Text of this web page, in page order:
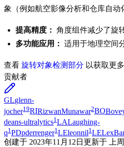
象（例如航空影像分析和仓库自动
提高精度： 角度组件减少了旋
多功能应用： 适用于地理空间
查看 旋转对象检测部分 以获取更
贡献者
GLglenn-
jocher19RIRizwanMunawar2BO
deans-ultralytics1 LALaughing-
q1PDpderrenger1LEleonnil1LE
创建于 2023年11月12日 更新于 上周